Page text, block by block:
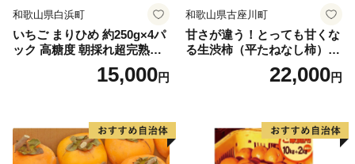
和歌山県白浜町
いちご まりひめ 約250g×4パ
ック 高糖度 朝採れ超完熟ま
りひめ 1月以降発送分
15,000円
和歌山県古座川町
甘さが違う！とっても甘くな
る生渋柿（平たねなし柿）吊
ップ付約4.5～5kg 約24～30
22,000円